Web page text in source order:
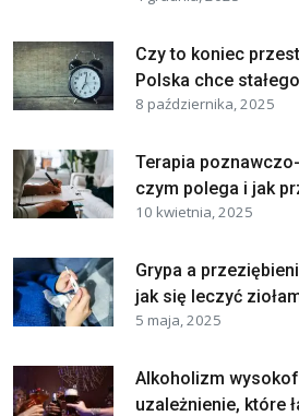
Czy to koniec
Polska chce
8 października, 2025
Terapia
czym polega i jak
10 kwietnia, 2025
Grypa a
jak się leczyć
5 maja, 2025
Alkoholizm
uzależnienie, które